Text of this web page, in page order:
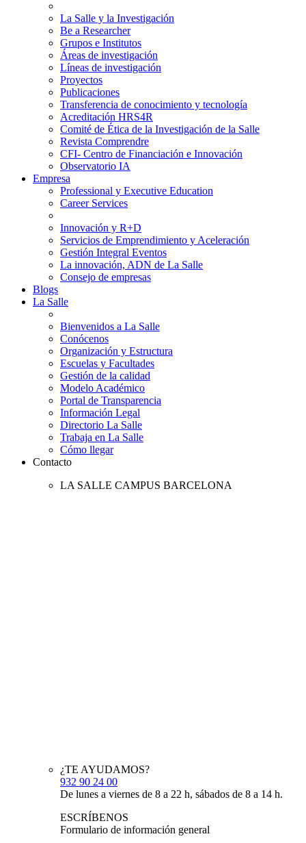
La Salle y la Investigación
Be a Researcher
Grupos e Institutos
Áreas de investigación
Líneas de investigación
Proyectos
Publicaciones
Transferencia de conocimiento y tecnología
Acreditación HRS4R
Comité de Ética de la Investigación de la Salle
Revista Comprendre
CFI- Centro de Financiación e Innovación
Observatorio IA
Empresa
Professional y Executive Education
Career Services
Innovación y R+D
Servicios de Emprendimiento y Aceleración
Gestión Integral Eventos
La innovación, ADN de La Salle
Consejo de empresas
Blogs
La Salle
Bienvenidos a La Salle
Conócenos
Organización y Estructura
Escuelas y Facultades
Gestión de la calidad
Modelo Académico
Portal de Transparencia
Información Legal
Directorio La Salle
Trabaja en La Salle
Cómo llegar
Contacto
LA SALLE CAMPUS BARCELONA
¿TE AYUDAMOS?
932 90 24 00
De lunes a viernes de 8 a 22 h, sábados de 8 a 14 h.
ESCRÍBENOS
Formulario de información general